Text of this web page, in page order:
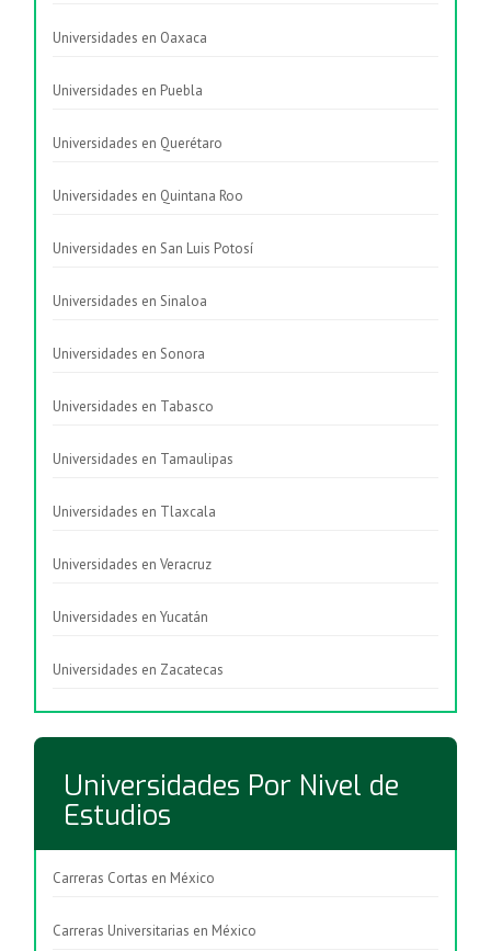
Universidades en Oaxaca
Universidades en Puebla
Universidades en Querétaro
Universidades en Quintana Roo
Universidades en San Luis Potosí
Universidades en Sinaloa
Universidades en Sonora
Universidades en Tabasco
Universidades en Tamaulipas
Universidades en Tlaxcala
Universidades en Veracruz
Universidades en Yucatán
Universidades en Zacatecas
Universidades Por Nivel de
Estudios
Carreras Cortas en México
Carreras Universitarias en México